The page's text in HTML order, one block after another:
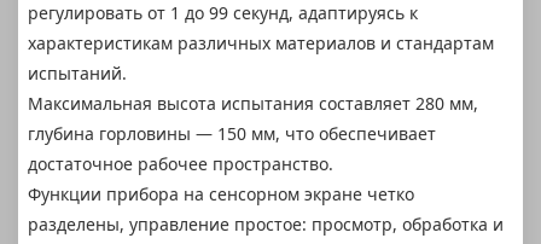
регулировать от 1 до 99 секунд, адаптируясь к
характеристикам различных материалов и стандартам
испытаний.
Максимальная высота испытания составляет 280 мм,
глубина горловины — 150 мм, что обеспечивает
достаточное рабочее пространство.
Функции прибора на сенсорном экране четко
разделены, управление простое: просмотр, обработка и